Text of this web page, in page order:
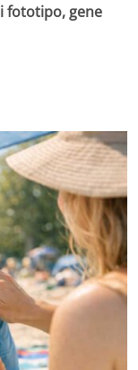
fototipo, gene